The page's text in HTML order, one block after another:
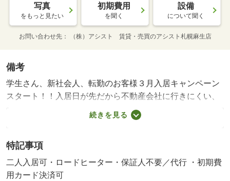
写真
をもっと見たい
初期費用
を聞く
設備
について聞く
お問い合わせ先 （株）アシスト 賃貸・売買のアシスト札幌麻生店
備考
学生さん、新社会人、転勤のお客様３月入居キャンペーン
スタート！！入居日が先だから不動産会社に行きにくい、
相談しづらい等考えていませんか？？３月入居の物件情報
たくさん集めていますのでお気軽にお問合せご相談くださ
件はございません。わざわざ何社も足を運ばなくても窓口
一つでご案内させて頂きます。フットワークが軽いスタッ
フが皆様のご来店、笑顔でお待ちしております。かゆい所
続きを見る
特記事項
二人入居可・ロードヒーター・保証人不要／代行 ・初期費
用カード決済可